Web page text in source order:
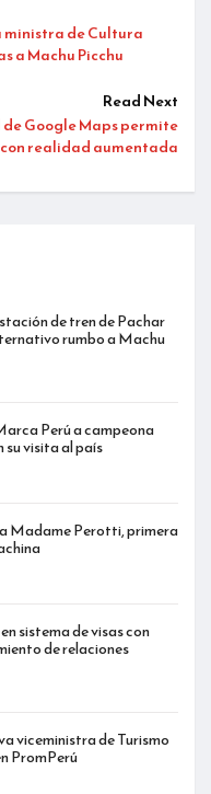
ministra de Cultura
a Machu Picchu
Read Next
Google Maps permite
realidad aumentada
de tren de Pachar
rumbo a Machu
Perú a campeona
su visita al país
Madame Perotti, primera
sistema de visas con
de relaciones
viceministra de Turismo
PromPerú